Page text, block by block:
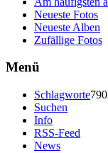
Neueste Fotos
Neueste Alben
Zufällige Fotos
Menü
Schlagworte
Suchen
Info
RSS-Feed
News